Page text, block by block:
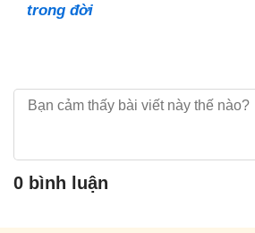
trong đời
0 bình luận